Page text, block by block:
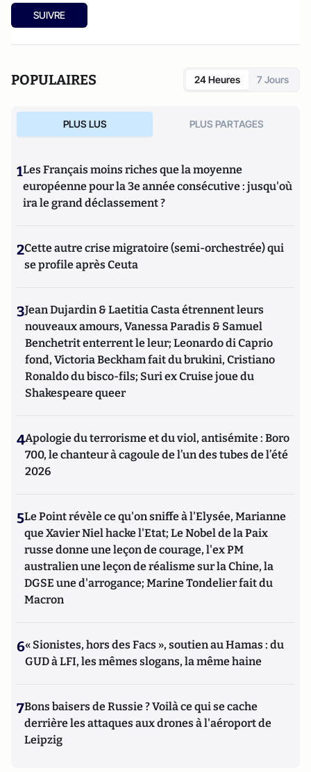
SUIVRE
POPULAIRES 24 Heures 7 Jours
PLUS LUS PLUS PARTAGES
1Les Français moins riches que la moyenne
européenne pour la 3e année consécutive : jusqu'où
ira le grand déclassement ?
2Cette autre crise migratoire (semi-orchestrée) qui
se profile après Ceuta
3Jean Dujardin & Laetitia Casta étrennent leurs
nouveaux amours, Vanessa Paradis & Samuel
Benchetrit enterrent le leur; Leonardo di Caprio
fond, Victoria Beckham fait du brukini, Cristiano
Ronaldo du bisco-fils; Suri ex Cruise joue du
Shakespeare queer
4Apologie du terrorisme et du viol, antisémite : Boro
700, le chanteur à cagoule de l’un des tubes de l’été
2026
5Le Point révèle ce qu'on sniffe à l'Elysée, Marianne
que Xavier Niel hacke l'Etat; Le Nobel de la Paix
russe donne une leçon de courage, l'ex PM
australien une leçon de réalisme sur la Chine, la
DGSE une d'arrogance; Marine Tondelier fait du
Macron
6« Sionistes, hors des Facs », soutien au Hamas : du
GUD à LFI, les mêmes slogans, la même haine
7Bons baisers de Russie ? Voilà ce qui se cache
derrière les attaques aux drones à l'aéroport de
Leipzig